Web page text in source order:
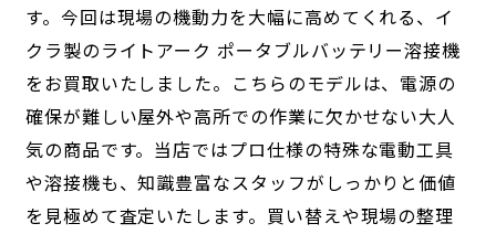
す。今回は現場の機動力を大幅に高めてくれる、イ
クラ製のライトアーク ポータブルバッテリー溶接機
をお買取いたしました。こちらのモデルは、電源の
確保が難しい屋外や高所での作業に欠かせない大人
気の商品です。当店ではプロ仕様の特殊な電動工具
や溶接機も、知識豊富なスタッフがしっかりと価値
を見極めて査定いたします。買い替えや現場の整理